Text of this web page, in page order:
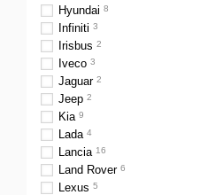
Hyundai 8
Infiniti 3
Irisbus 2
Iveco 3
Jaguar 2
Jeep 2
Kia 9
Lada 4
Lancia 16
Land Rover 6
Lexus 5